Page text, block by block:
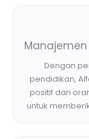
Dengan
pendidikan,
positif dari
untuk